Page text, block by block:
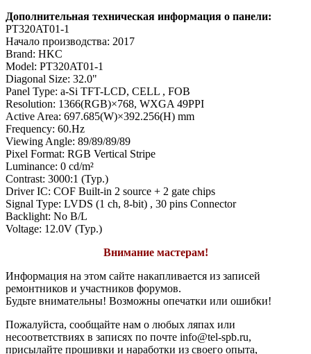
Дополнительная техническая информация о панели:
PT320AT01-1
Начало производства: 2017
Brand: HKC
Model: PT320AT01-1
Diagonal Size: 32.0"
Panel Type: a-Si TFT-LCD, CELL , FOB
Resolution: 1366(RGB)×768, WXGA 49PPI
Active Area: 697.685(W)×392.256(H) mm
Frequency: 60.Hz
Viewing Angle: 89/89/89/89
Pixel Format: RGB Vertical Stripe
Luminance: 0 cd/m²
Contrast: 3000:1 (Typ.)
Driver IC: COF Built-in 2 source + 2 gate chips
Signal Type: LVDS (1 ch, 8-bit) , 30 pins Connector
Backlight: No B/L
Voltage: 12.0V (Typ.)
Внимание мастерам!
Информация на этом сайте накапливается из записей
ремонтников и участников форумов.
Будьте внимательны! Возможны опечатки или ошибки!
Пожалуйста, сообщайте нам о любых ляпах или
несоответствиях в записях по почте info@tel-spb.ru,
присылайте прошивки и наработки из своего опыта,